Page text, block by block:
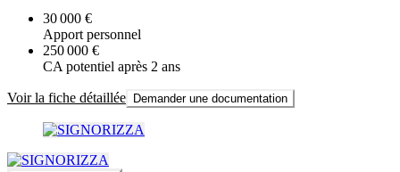
30 000 €
Apport personnel
250 000 €
CA potentiel après 2 ans
Voir la fiche détaillée Demander une documentation